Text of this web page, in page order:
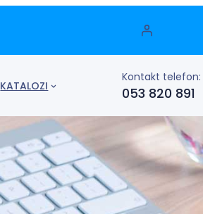
KATALOZI
Kontakt telefon:
053 820 891